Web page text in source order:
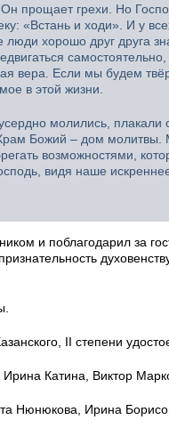
прощает грехи. Но
«Встань и ходи». И у
хорошо друг друга
вера. Если мы будем
в этой жизни.
молились, плакали
Божий – дом
возможностями,
видя наше
и поблагодарил за
II степени
Катина, Виктор
Нюнюкова, Ирина